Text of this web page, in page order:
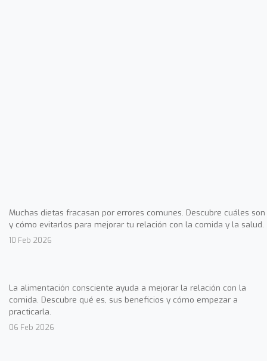
Muchas dietas fracasan por errores comunes. Descubre cuáles son
y cómo evitarlos para mejorar tu relación con la comida y la salud.
10 Feb 2026
La alimentación consciente ayuda a mejorar la relación con la
comida. Descubre qué es, sus beneficios y cómo empezar a
practicarla.
06 Feb 2026